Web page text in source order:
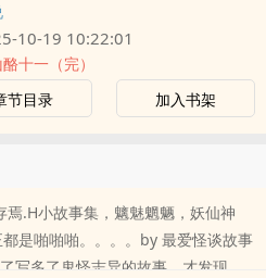
10-19 10:22:01
十一（完）
节目录 加入书架
.H小故事集，魑魅魍魉，妖仙神
是啪啪啪。。。。by 最爱怪谈故事
多了鬼怪志异的故事，才发现，